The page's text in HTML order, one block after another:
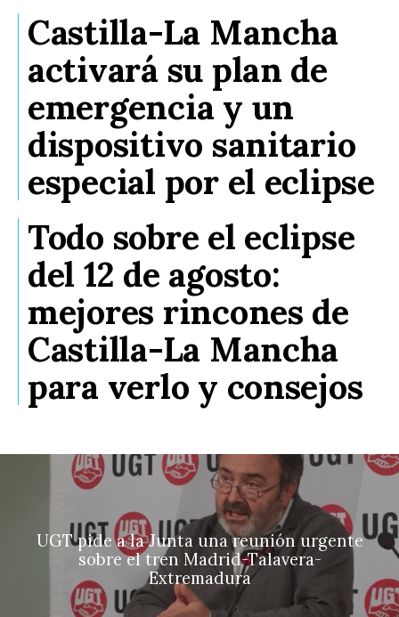
Castilla-La Mancha
activará su plan de
emergencia y un
dispositivo sanitario
especial por el eclipse
Todo sobre el eclipse
del 12 de agosto:
mejores rincones de
Castilla-La Mancha
para verlo y consejos
UGT pide a la Junta una reunión urgente
sobre el tren Madrid-Talavera-
Extremadura